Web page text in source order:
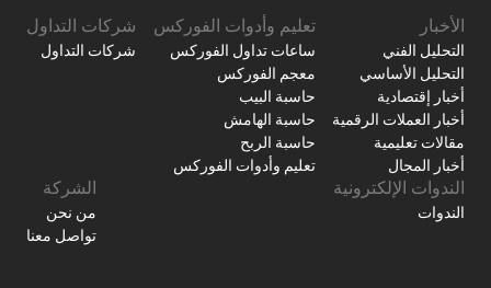
الأخبار
التحليل الفني
التحليل الأساسي
أخبار إقتصادية
أخبار العملات الرقمية
مقالات تعليمية
أخبار المجال
تعليم وأدوات الفوركس
ساعات تداول الفوركس
معجم الفوركس
حاسبة البيب
حاسبة الهامش
حاسبة الربح
تعليم وأدوات الفوركس
شركات التداول
شركات التداول
الندوات الإلكترونية
الندوات
الشركة
من نحن
تواصل معنا